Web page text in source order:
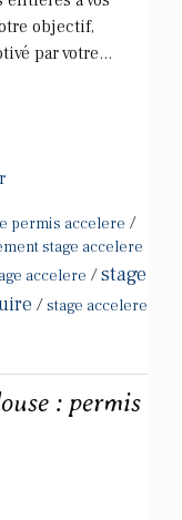
objectif,
par votre...
permis accelere /
stage accelere
accelere /stage
/stage accelere
: permis